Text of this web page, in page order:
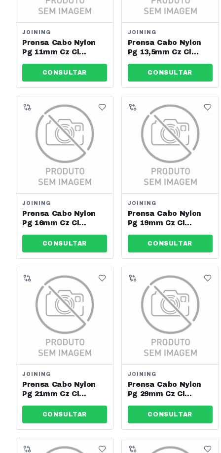
JOINING
Prensa Cabo Nylon
Pg 11mm Cz Cl
13546CONSULTAR
JOINING
Prensa Cabo Nylon
Pg 13,5mm Cz Cl
13547CONSULTAR
JOINING
Prensa Cabo Nylon
Pg 16mm Cz Cl
13548CONSULTAR
JOINING
Prensa Cabo Nylon
Pg 19mm Cz Cl
13549CONSULTAR
JOINING
Prensa Cabo Nylon
Pg 21mm Cz Cl
13550CONSULTAR
JOINING
Prensa Cabo Nylon
Pg 29mm Cz Cl
13552CONSULTAR